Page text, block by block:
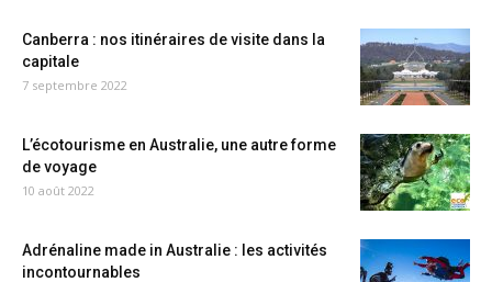
Canberra : nos itinéraires de visite dans la
capitale
7 septembre 2022
L’écotourisme en Australie, une autre forme
de voyage
10 août 2022
Adrénaline made in Australie : les activités
incontournables